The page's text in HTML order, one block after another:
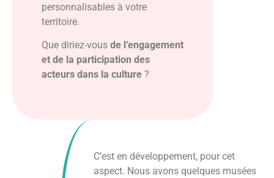
personnalisables à votre
territoire.
Que diriez-vous de l’engagement
et de la participation des
acteurs dans la culture ?
C’est en développement, pour cet
aspect. Nous avons quelques musées